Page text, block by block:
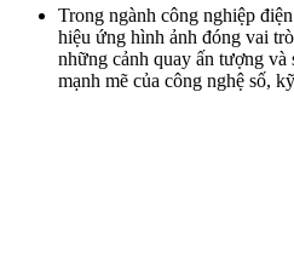
Trong ngành công nghiệp
hiệu ứng hình ảnh đóng vai
những cảnh quay ấn tượng
mạnh mẽ của công nghệ số,